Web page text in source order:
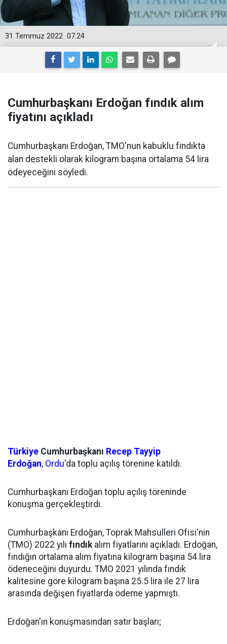
07:24
31 Temmuz 2022
Cumhurbaşkanı Erdoğan fındık alım
fiyatını açıkladı
Cumhurbaşkanı Erdoğan, TMO'nun kabuklu fındıkta
alan destekli olarak kilogram başına ortalama 54 lira
ödeyeceğini söyledi.
Türkiye Cumhurbaşkanı Recep Tayyip
Erdoğan, Ordu'da toplu açılış törenine katıldı.
Cumhurbaşkanı Erdoğan toplu açılış töreninde
konuşma gerçekleştirdi.
Cumhurbaşkanı Erdoğan, Toprak Mahsulleri Ofisi'nin
(TMO) 2022 yılı fındıkalım fiyatlarını açıkladı. Erdoğan,
fındığın ortalama alım fiyatına kilogram başına 54 lira
ödeneceğini duyurdu. TMO 2021 yılında fındık
kalitesine göre kilogram başına 25.5 lira ile 27 lira
arasında değişen fiyatlarda ödeme yapmıştı.
Erdoğan'ın konuşmasından satır başları;